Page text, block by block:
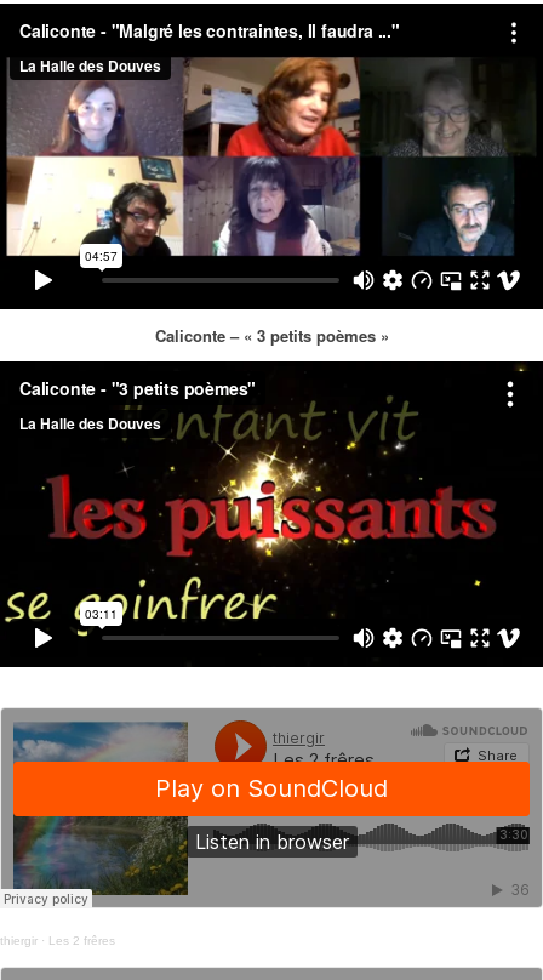
Caliconte – « 3 petits poèmes »
thiergir · Les 2 frêres